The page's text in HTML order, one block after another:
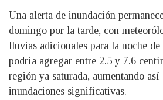
Una alerta de inundación
domingo por la tarde, con
lluvias adicionales para la noche de
podría agregar entre 2.5 y 7.6
región ya saturada, aumentando
inundaciones significativas.